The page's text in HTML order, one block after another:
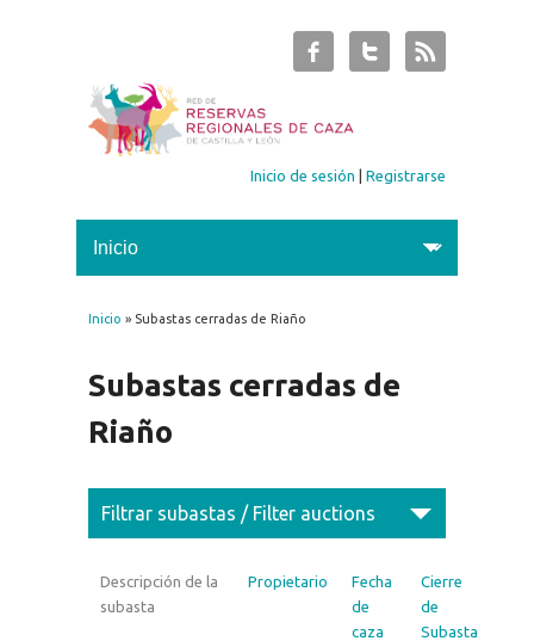
Inicio de sesión |Registrarse
Se encuentra usted aquí
Inicio » Subastas cerradas de Riaño
Subastas cerradas de
Riaño
Filtrar subastas / Filter auctions
Descripción de la
subasta
Propietario
Fecha
de
caza
Cierre
de
Subasta